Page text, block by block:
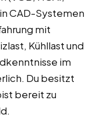
CAD-Systemen
mit
Kühllast und
im
Du besitzt
bereit zu